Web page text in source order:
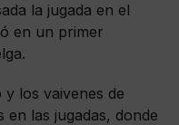
la jugada en el
en un primer
y los vaivenes de
las jugadas, donde